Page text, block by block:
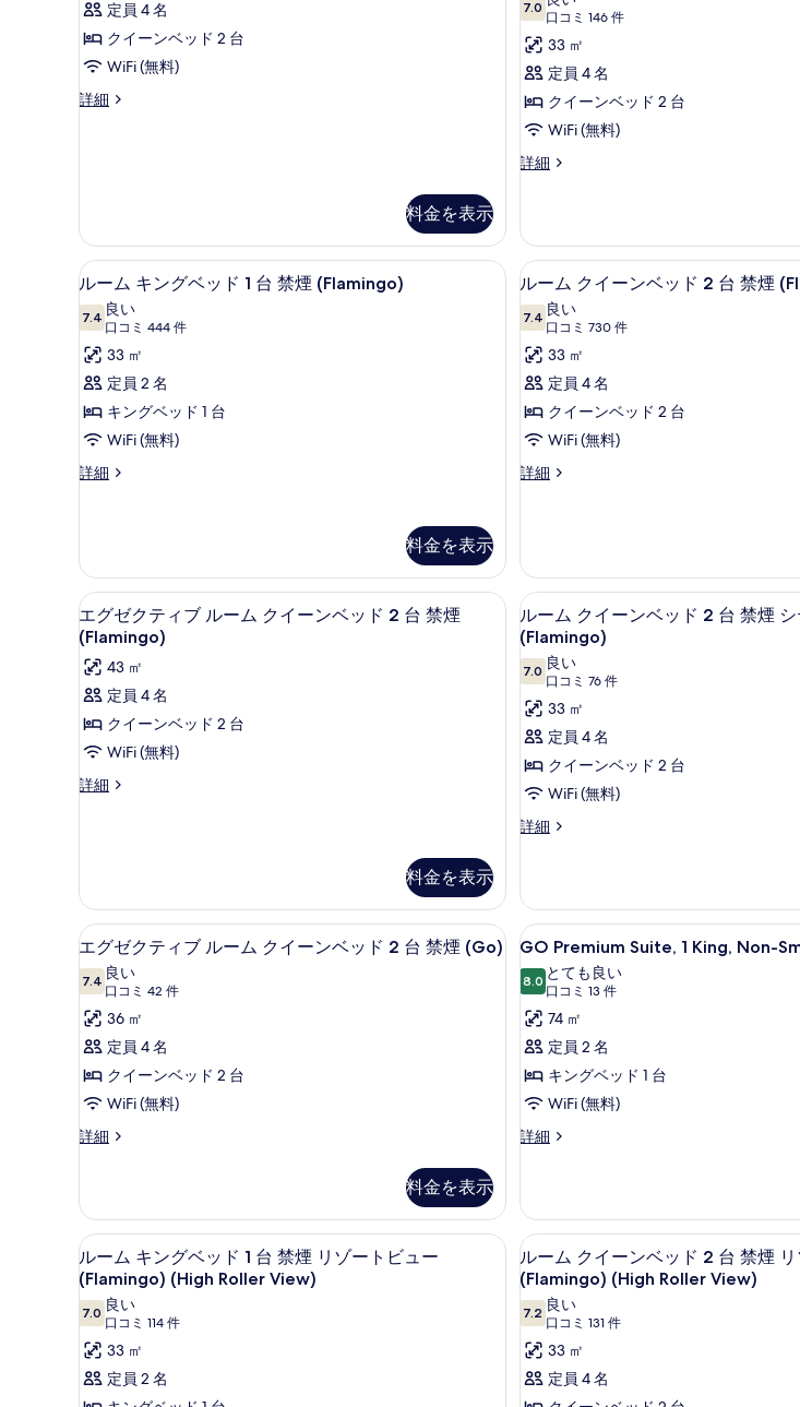
(Fab)
の
す
べ
を
表
示
す
る
ド
台
禁
(Fab)
示
す
る
ク
イ
ン
台
禁
煙
シ
テ
ィ
ビ
ュ
ー
す
べ
て
の
写
真
を
表
示
定員 4 名
クイーンベッド 2 台
WiFi (無料)
詳細
ル
ベ
ド
2
台
禁
煙
シ
テ
ィ
ビ
ュ
ー
料金を表示
ク
イ
ー
ン
ベ
ッ
台
禁
煙
リ
ゾ
ー
ト
ビ
ュ
Roller
View)
の
す
べ
て
の
写
真
を
す
る
7.010 点中 7.0
口コミ 146 件
(口
コ
ミ
146
件)
33 ㎡
定員 4 名
クイーンベッド 2 台
WiFi (無料)
詳細
ル
イ
ー
ン
ッ
2
台
煙
リ
ー
(Go)
(High
Roller
View)
の
詳
ル
ー
ム
キ
ン
グ
ベ
ッ
禁
煙
(Flamingo)
の
す
べ
て
の
表
示
す
る
ピロートップベッド、セーフティボックス (室内)、デスク、ノートパソコン用作
5
ルーム キングベッド 1 台 禁煙 (Flamingo)
7.410 点中 7.4
良い
口コミ 444 件
(口
コ
ミ
444
件)
33 ㎡
定員 2 名
キングベッド 1 台
WiFi (無料)
詳細
ル
グ
ベ
ッ
ド
1
台
禁
煙
(Flamingo)
の
細
料金を表示
ル
ー
ム
ク
イ
ー
ン
ベ
台
禁
煙
(Flamingo)
の
す
べ
て
の
写
を
表
示
す
る
ピロー
6
ルーム クイーンベッド 2 台 禁煙
7.410 点中 7.4
良い
口コミ 730 件
(口
コ
ミ
730
件)
33 ㎡
定員 4 名
クイーンベッド 2 台
WiFi (無料)
詳細
ル
ー
ン
ベ
ッ
ド
2
台
禁
煙
(Flamingo)
の
詳
細
エ
グ
ゼ
ク
テ
ィ
ブ
イ
ー
ン
ベ
ッ
ド
2
台
禁
の
す
べ
て
の
写
真
ピロートップベッド、セーフティボックス (室内)、デスク、ノートパソコン用作
7
エグゼクティブ ルーム クイーンベッド 2 台 禁煙
(Flamingo)
43 ㎡
定員 4 名
クイーンベッド 2 台
WiFi (無料)
詳細
エ
ブ
ル
ー
ク
イ
ー
ン
ベ
ッ
ド
台
の
詳
細
料金を表示
ル
ー
ム
ク
イ
ー
ン
ベ
ッ
台
禁
煙
シ
テ
ィ
ビ
ュ
ー
す
べ
て
の
写
真
を
ピロー
6
ルーム クイーンベッド 2 台 禁煙
(Flamingo)
7.010 点中 7.0
良い
口コミ 76 件
(口
コ
ミ
76
件)
33 ㎡
定員 4 名
クイーンベッド 2 台
WiFi (無料)
詳細
ル
イ
ー
ン
ッ
2
台
煙
シ
ィ
(Flamingo)
の
詳
細
エ
グ
ゼ
ク
テ
ィ
ブ
ル
ク
イ
ー
ン
ベ
ッ
ド
ピロートップベッド、セーフティボックス (室内)、デスク、ノートパソコン用作
4
エグゼクティブ ルーム クイーンベッド 2 台 禁煙 (Go)
7.410 点中 7.4
良い
口コミ 42 件
(口
コ
ミ
42
件)
36 ㎡
定員 4 名
クイーンベッド 2 台
WiFi (無料)
詳細
エ
テ
ィ
ブ
ル
ー
ム
ク
イ
ー
ン
料金を表示
GO
Premium
Suite,
1
King,
Non-
Smoking
の
す
の
写
真
を
表
示
す
GO
4
GO Premium Suite, 1 King, Non-
8.010 点中 8.0
とても良い
口コミ 13 件
(口
コ
ミ
13
件)
74 ㎡
定員 2 名
キングベッド 1 台
WiFi (無料)
詳細
GO
King,
Non-
Smoking
の
詳
細
ル
ー
ム
キ
ン
グ
ピロートップベッド、セーフティボックス (室内)、デスク、ノートパソコン用作
5
ルーム キングベッド 1 台 禁煙 リゾートビュー
(Flamingo) (High Roller View)
7.010 点中 7.0
良い
口コミ 114 件
(口
コ
ミ
114
33 ㎡
定員 2 名
ル
ー
ム
ク
イ
ー
ピロー
6
ルーム クイーンベッド 2 台 禁煙
(Flamingo) (High Roller View)
7.210 点中 7.2
良い
口コミ 131 件
(口
コ
ミ
131
33 ㎡
定員 4 名